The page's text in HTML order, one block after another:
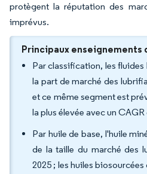
protègent la réputation des
imprévus.
Principaux enseignements
Par classification, les fluides
la part de marché des
et ce même segment est
la plus élevée avec un
Par huile de base, l'huile
de la taille du marché des
2025 ; les huiles